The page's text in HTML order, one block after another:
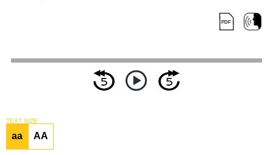
TEXT SIZE
aa AA